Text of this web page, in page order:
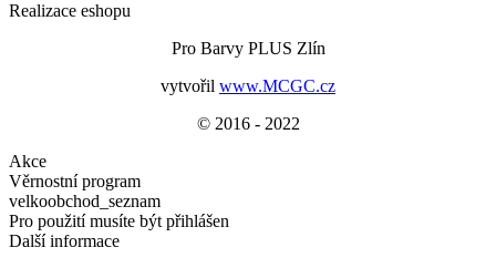
Realizace eshopu
Pro Barvy PLUS Zlín
vytvořil www.MCGC.cz
© 2016 - 2022
Akce
Věrnostní program
velkoobchod_seznam
Pro použití musíte být přihlášen
Další informace